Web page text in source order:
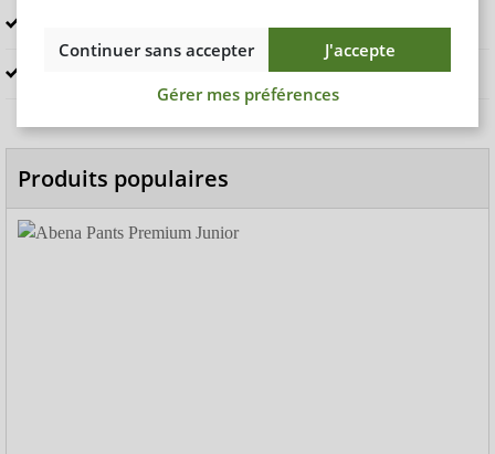
Produits populaires
Continuer sans accepter
J'accepte
Gérer mes préférences